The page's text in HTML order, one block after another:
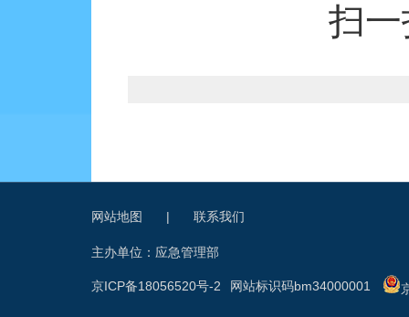
扫
网站地图 | 联系我们
主办单位：应急管理部
网站标识码bm34000001
京ICP备18056520号-2